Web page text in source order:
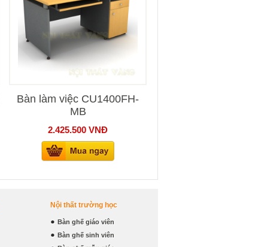
Bàn làm việc CU1400FH-
MB
2.425.500 VNĐ
Nội thất trường học
Bàn ghế giáo viên
Bàn ghế sinh viên